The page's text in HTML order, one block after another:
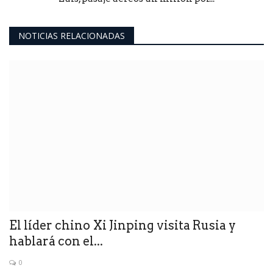
NOTICIAS RELACIONADAS
El líder chino Xi Jinping visita Rusia y
hablará con el...
0